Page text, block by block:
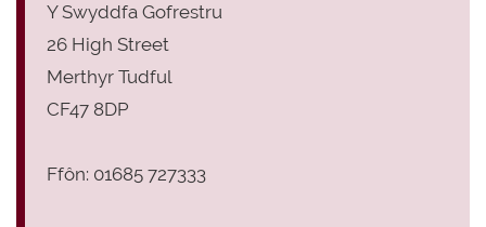
Y Swyddfa Gofrestru
26 High Street
Merthyr Tudful
CF47 8DP
Ffôn: 01685 727333